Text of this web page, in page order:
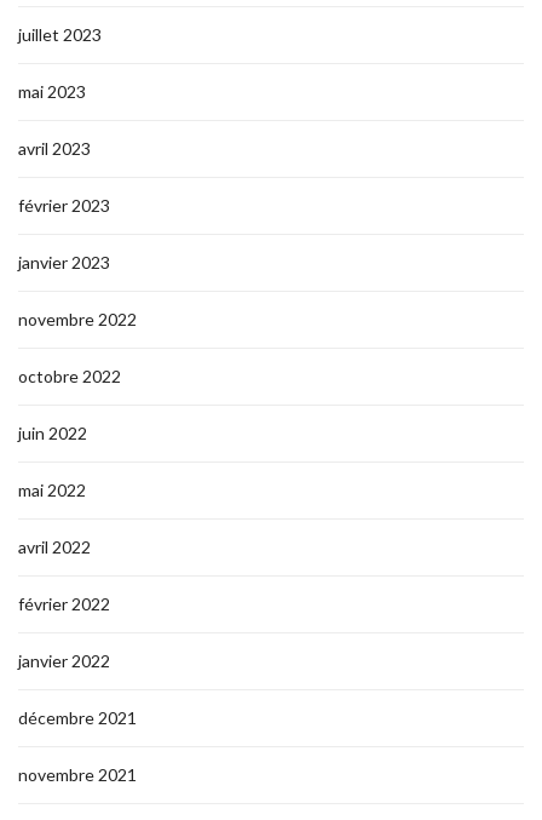
juillet 2023
mai 2023
avril 2023
février 2023
janvier 2023
novembre 2022
octobre 2022
juin 2022
mai 2022
avril 2022
février 2022
janvier 2022
décembre 2021
novembre 2021